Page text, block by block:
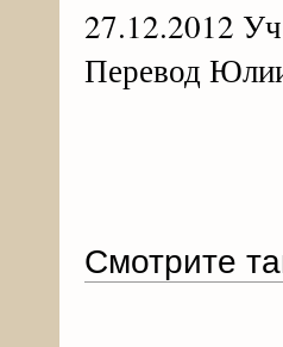
27.12.2012
Перевод
Смотрите